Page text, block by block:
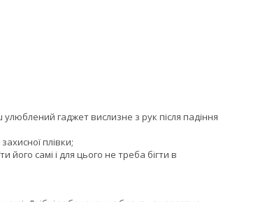
улюблений гаджет вислизне з рук після падіння
плівки;
його самі і для цього не треба бігти в